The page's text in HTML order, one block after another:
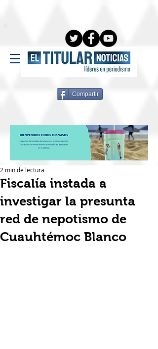
Compartir
Fiscalía instada a
investigar la presunta
red de nepotismo de
Cuauhtémoc Blanco
2 min de lectura